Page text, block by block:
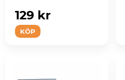
KÖP
129 kr